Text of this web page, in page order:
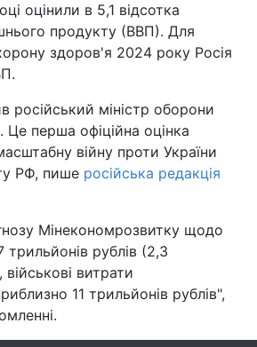
Війна
Політика
Наука
Лайт
Туризм
Погода
оцінили в 5,1 відсотка
продукту (ВВП). Для
здоров'я 2024 року Росія
російський міністр оборони
Це перша офіційна оцінка
війну проти України
РФ, пише російська редакція
Мінекономрозвитку щодо
трильйонів рублів (2,3
витрати
11 трильйонів рублів",